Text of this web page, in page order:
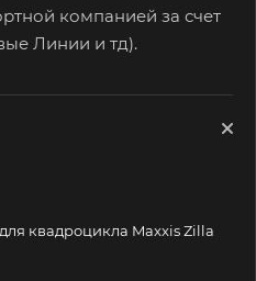
компанией за счет
Линии и тд).
квадроцикла Maxxis Zilla